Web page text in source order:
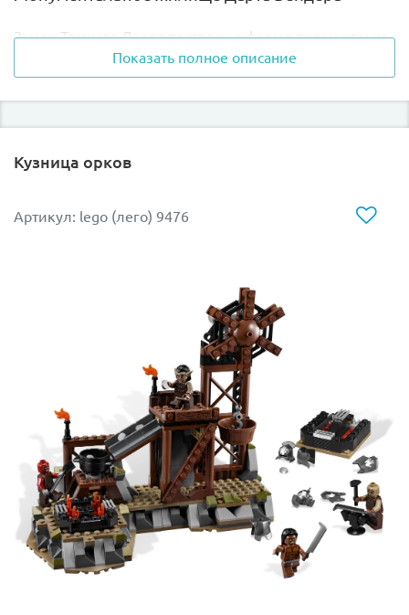
Замок Темного Лорда построен в форме пирамиды из
деталей черного цвета. Такая форма, по задумке
Верховного генерала Галактической империи, должна
была стать хорошим проводником Темной энергии.
Построен замок на краю пропасти, в которую стекает
помещений:
В ангаре Темный Лорд оставляет свой звездолет –
усовершенствованный СИД истребитель, в точности
повторяющий транспорт, который использовал лорд
Вейдер в нескольких эпизодах киносаги. Истребитель
имеет открывающуюся кабину, в которую помещается
минифигурка генерала имперской армии. Под
крыльями расположены два шуттера. Также в ангаре
находится дроид-мышь, стойки с оружием и
боеприпасами для истребителя, два тайника, в
которых спрятаны рукоятка светового меча и красный
кайбер-кристалл. С одной стороны ангара
Показать полное описание
Кузница орков
Артикул: lego (лего) 9476